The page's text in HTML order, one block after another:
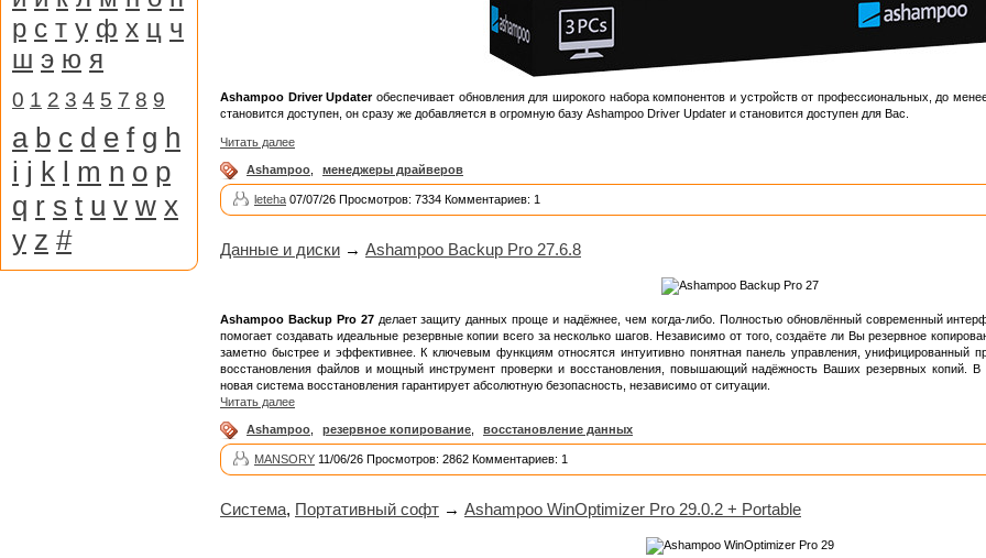
Ashampoo Driver Updaterобеспечивает обновления для широкого набора компонентов и устройств от профессиональных, до
становится доступен, он сразу же добавляется в огромную базу Ashampoo Driver Updater и становится доступен для Вас.
Читать далее
Ashampoo менеджеры драйверов
leteha 07/07/26 Просмотров: 7334 Комментариев: 1
Данные и диски → Ashampoo Backup Pro 27.6.8
Ashampoo Backup Pro 27делает защиту данных проще и надёжнее, чем когда-либо. Полностью обновлённый современный
помогает создавать идеальные резервные копии всего за несколько шагов. Независимо от того, создаёте ли Вы резервное
заметно быстрее и эффективнее. К ключевым функциям относятся интуитивно понятная панель управления, унифицированный
восстановления файлов и мощный инструмент проверки и восстановления, повышающий надёжность Ваших резервных копий. В
новая система восстановления гарантирует абсолютную безопасность, независимо от ситуации.
Читать далее
Ashampoo резервное копирование восстановление данных
MANSORY 11/06/26 Просмотров: 2862 Комментариев: 1
Система, Портативный софт → Ashampoo WinOptimizer Pro 29.0.2 + Portable
р с т у ф х ц ч
ш э ю я
0 1 2 3 4 5 7 8 9
a b c d e f g h
i j k l m n o p
q r s t u v w x
y z #